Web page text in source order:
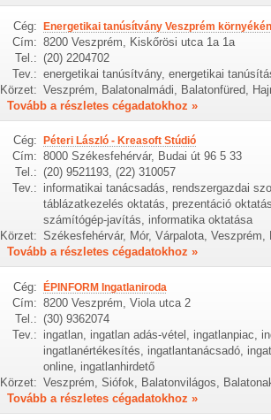
Cég: Energetikai tanúsítvány Veszprém
Cím: 8200 Veszprém, Kiskőrösi utca 1a 1a
Tel.: (20) 2204702
Tev.: energetikai tanúsítvány, energetikai
Körzet: Veszprém, Balatonalmádi, Balatonfüred,
Tovább a részletes cégadatokhoz »
Cég: Péteri László - Kreasoft Stúdió
Cím: 8000 Székesfehérvár, Budai út 96 5 33
Tel.: (20) 9521193, (22) 310057
Tev.: informatikai tanácsadás, rendszergazdai
táblázatkezelés oktatás, prezentáció
számítógép-javítás, informatika oktatása
Körzet: Székesfehérvár, Mór, Várpalota, Veszprém,
Tovább a részletes cégadatokhoz »
Cég: ÉPINFORM Ingatlaniroda
Cím: 8200 Veszprém, Viola utca 2
Tel.: (30) 9362074
Tev.: ingatlan, ingatlan adás-vétel, ingatlanpiac,
ingatlanértékesítés, ingatlantanácsadó,
online, ingatlanhirdető
Körzet: Veszprém, Siófok, Balatonvilágos,
Tovább a részletes cégadatokhoz »